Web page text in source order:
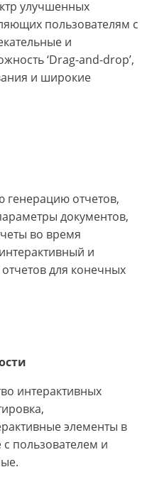
улучшенных
пользователям с
и
‘Drag-and-drop’,
и широкие
генерацию отчетов,
документов,
во время
и
для конечных
интерактивных
элементы в
с пользователем и